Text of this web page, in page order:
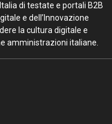
di testate e portali B2B
e dell’Innovazione
la cultura digitale e
amministrazioni italiane.